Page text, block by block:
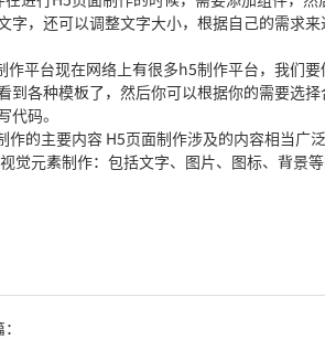
字，还可以调整文字大小，根据自己的需求
作平台现在网络上有很多h5制作平台，我们
到各种模板了，然后你可以根据你的需要选
代码。
作的主要内容 H5页面制作涉及的内容相当广
觉元素制作：包括文字、图片、图标、背景